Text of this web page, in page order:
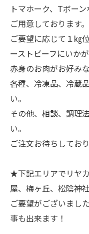
トマホーク、Tボー
ご用意しております。
ご要望に応じて１㎏
ーストビーフにいか
赤身のお肉がお好み
各種、冷凍品、冷蔵
い。
その他、相談、調理
い。
ご注文お待ちしてお
★下記エリアでリヤ
屋、梅ヶ丘、松陰神
ご要望がございまし
事も出来ます！